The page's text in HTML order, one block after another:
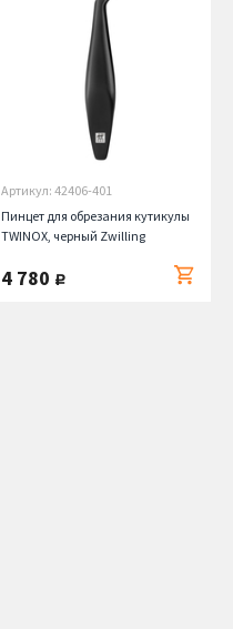
Артикул: 42406-401
Пинцет для обрезания кутикулы
TWINOX, черный Zwilling
4 780 руб.